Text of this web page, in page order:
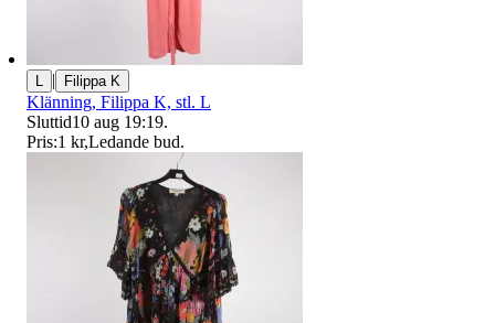
L | Filippa K
Klänning, Filippa K, stl. L
Sluttid10 aug 19:19.
Pris:1 kr,Ledande bud.